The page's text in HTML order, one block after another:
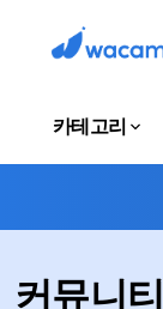
카테고리
커뮤니티